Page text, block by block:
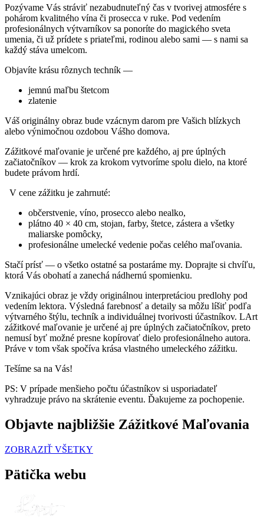
Pozývame Vás stráviť nezabudnuteľný čas v tvorivej atmosfére s
pohárom kvalitného vína či prosecca v ruke. Pod vedením
profesionálnych výtvarníkov sa ponoríte do magického sveta
umenia, či už prídete s priateľmi, rodinou alebo sami — s nami sa
každý stáva umelcom.
Objavíte krásu rôznych techník —
jemnú maľbu štetcom
zlatenie
Váš originálny obraz bude vzácnym darom pre Vašich blízkych
alebo výnimočnou ozdobou Vášho domova.
Zážitkové maľovanie je určené pre každého, aj pre úplných
začiatočníkov — krok za krokom vytvoríme spolu dielo, na ktoré
budete právom hrdí.
V cene zážitku je zahrnuté:
občerstvenie, víno, prosecco alebo nealko,
plátno 40 × 40 cm, stojan, farby, štetce, zástera a všetky
maliarske pomôcky,
profesionálne umelecké vedenie počas celého maľovania.
Stačí prísť — o všetko ostatné sa postaráme my. Doprajte si chvíľu,
ktorá Vás obohatí a zanechá nádhernú spomienku.
Vznikajúci obraz je vždy originálnou interpretáciou predlohy pod
vedením lektora. Výsledná farebnosť a detaily sa môžu líšiť podľa
výtvarného štýlu, techník a individuálnej tvorivosti účastníkov. LArt
zážitkové maľovanie je určené aj pre úplných začiatočníkov, preto
nemusí byť možné presne kopírovať dielo profesionálneho autora.
Práve v tom však spočíva krása vlastného umeleckého zážitku.
Tešíme sa na Vás!
PS: V prípade menšieho počtu účastníkov si usporiadateľ
vyhradzuje právo na skrátenie eventu. Ďakujeme za pochopenie.
Objavte najbližšie Zážitkové Maľovania
ZOBRAZIŤ VŠETKY
Pätička webu